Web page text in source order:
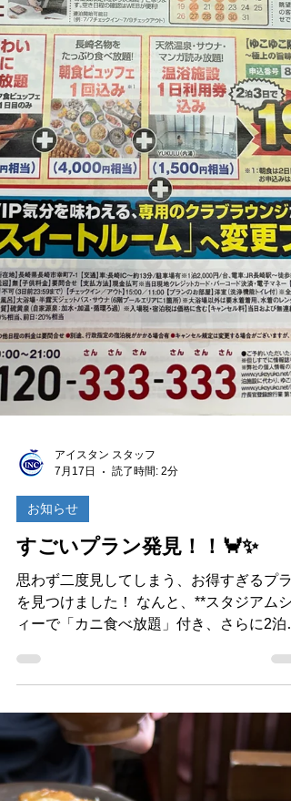
アイスタン スタッフ
7月17日
読了時間: 2分
すごいプラン発見！！🦀✨
思わず二度見してしまう、お得すぎるプラ
を見つけました！ なんと、**スタジアムシテ
ィーで「カニ食べ放題」付き、さらに2泊3
日で19,800円（1名）！**😳 「本当にこの価